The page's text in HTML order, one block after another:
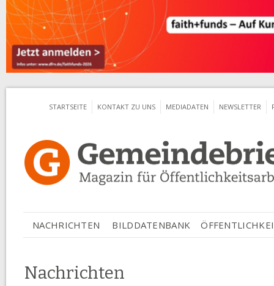
STARTSEITE KONTAKT ZU UNS MEDIADATEN NEWSLETTER
NACHRICHTEN BILDDATENBANK
Nachrichten